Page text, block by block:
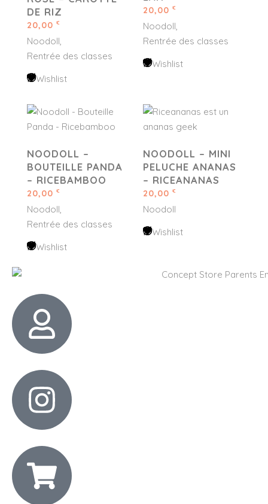
DE RIZ
20,00 €
Noodoll
Rentrée des classes
Wishlist
20,00 €
Noodoll
Rentrée des classes
Wishlist
NOODOLL –
BOUTEILLE PANDA
– RICEBAMBOO
20,00 €
Noodoll
Rentrée des classes
Wishlist
NOODOLL – MINI
PELUCHE ANANAS
– RICEANANAS
20,00 €
Noodoll
Wishlist